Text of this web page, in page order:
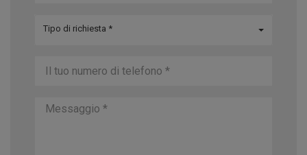
Tipo di richiesta *